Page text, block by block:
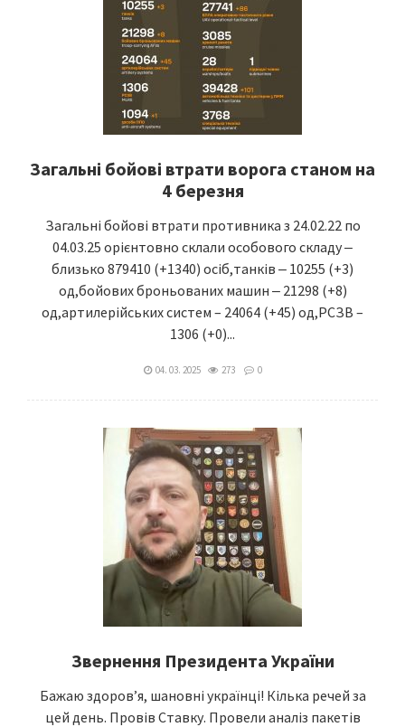
Загальні бойові втрати ворога станом на
4 березня
Загальні бойові втрати противника з 24.02.22 по
04.03.25 орієнтовно склали особового складу ‒
близько 879410 (+1340) осіб,танків ‒ 10255 (+3)
од,бойових броньованих машин ‒ 21298 (+8)
од,артилерійських систем – 24064 (+45) од,РСЗВ –
1306 (+0)...
04. 03. 2025 273 0
Звернення Президента України
Бажаю здоров’я, шановні українці! Кілька речей за
цей день. Провів Ставку. Провели аналіз пакетів